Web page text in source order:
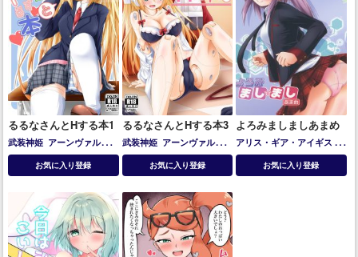
るるなさんとHする本1
武装神姫 アーンヴァル
Mk.2テンペスタ
お気に入り登録
るるなさんとHする本3
武装神姫 アーンヴァル
Mk.2テンペスタ
お気に入り登録
よろみましましあまめ
アリス・ギア・アイギス
比
良坂夜露
お気に入り登録